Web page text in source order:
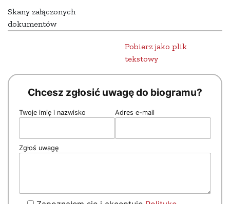
Skany załączonych
dokumentów
Pobierz jako plik
tekstowy
Chcesz zgłosić uwagę do biogramu?
Twoje imię i nazwisko Adres e-mail
Zgłoś uwagę